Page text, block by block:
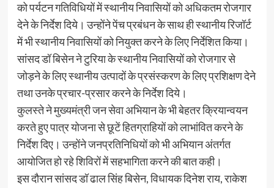
को पर्यटन गतिविधियों में स्थानीय निवासियों को अधिकतम रोजगार
देने के निर्देश दिये। उन्होंने पेंच प्रबंधन के साथ ही स्थानीय रिजॉर्ट
में भी स्थानीय निवासियों को नियुक्त करने के लिए निर्देशित किया।
सांसद डॉ बिसेन ने टुरिया के स्थानीय निवासियों को रोजगार से
जोड़ने के लिए स्थानीय उत्पादों के प्रसंस्करण के लिए प्रशिक्षण देने
तथा उनके प्रचार-प्रसार करने के निर्देश दिये।
कुलस्ते ने मुख्यमंत्री जन सेवा अभियान के भी बेहतर क्रियान्वयन
करते हुए पात्र योजना से छूटें हितग्राहियों को लाभांवित करने के
निर्देश दिए। उन्होंने जनप्रतिनिधियों को भी अभियान अंतर्गत
आयोजित हो रहे शिविरों में सहभागिता करने की बात कही।
इस दौरान सांसद डॉ ढाल सिंह बिसेन, विधायक दिनेश राय, राकेश